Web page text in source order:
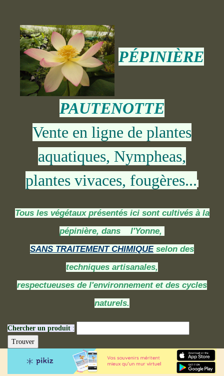
PÉPINIÈRE
PAUTENOTTE
Vente en ligne de plantes
aquatiques, Nympheas,
plantes vivaces, fougères...
Tous les végétaux présentés ici sont cultivés à la
pépinière, dans l'Yonne,
SANS TRAITEMENT CHIMIQUE selon des
techniques artisanales,
respectueuses de l'environnement et des cycles
naturels.
Chercher un produit :